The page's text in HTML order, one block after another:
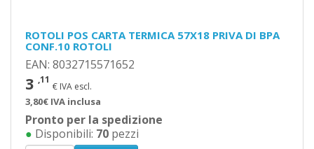
ROTOLI POS CARTA TERMICA 57X18 PRIVA DI BPA
CONF.10 ROTOLI
EAN: 8032715571652
3 ,11
€ IVA escl.
3,80€ IVA inclusa
Pronto per la spedizione
● Disponibili: 70 pezzi